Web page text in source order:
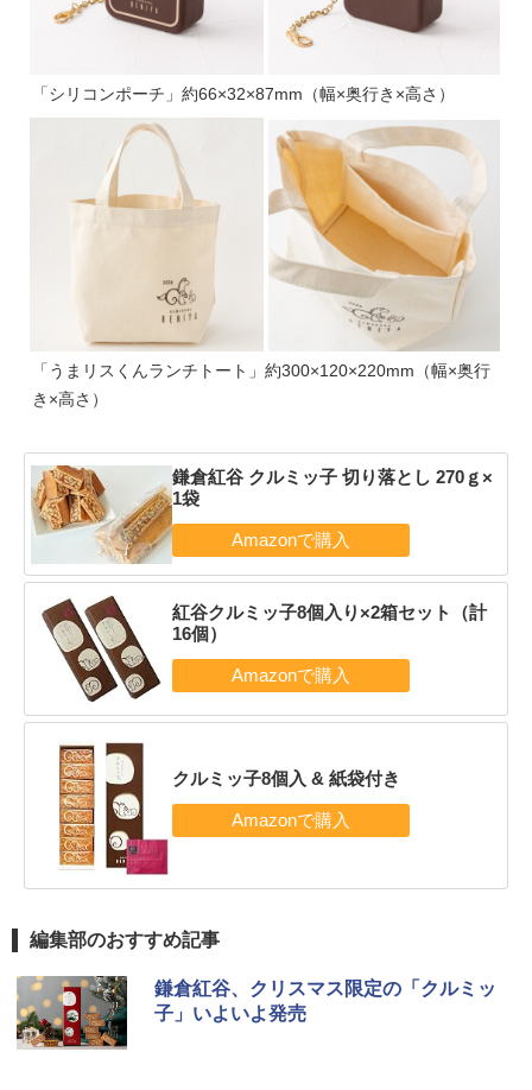
「シリコンポーチ」約66×32×87mm（幅×奥行き×高さ）
「うまリスくんランチトート」約300×120×220mm（幅×奥行
き×高さ）
鎌倉紅谷 クルミッ子 切り落とし 270ｇ×
1袋
紅谷クルミッ子8個入り×2箱セット（計
16個）
クルミッ子8個入 & 紙袋付き
編集部のおすすめ記事
鎌倉紅谷、クリスマス限定の「クルミッ
子」いよいよ発売